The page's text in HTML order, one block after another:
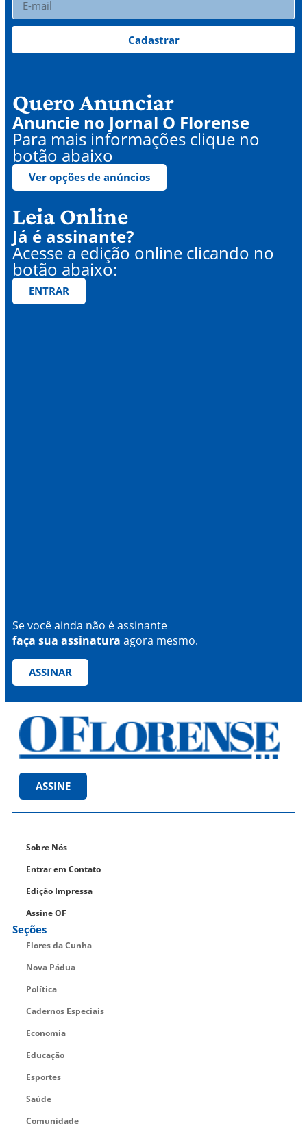
Cadastrar
Quero Anunciar
Anuncie no Jornal O Florense
Para mais informações clique no
botão abaixo
Ver opções de anúncios
Leia Online
Já é assinante?
Acesse a edição online clicando no
botão abaixo:
ENTRAR
Se você ainda não é assinante
faça sua assinatura agora mesmo.
ASSINAR
ASSINE
Sobre Nós
Entrar em Contato
Edição Impressa
Assine OF
Seções
Flores da Cunha
Nova Pádua
Política
Cadernos Especiais
Economia
Educação
Esportes
Saúde
Comunidade